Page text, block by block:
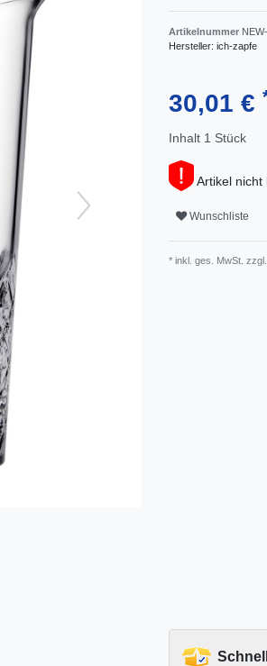
Artikelnummer
Hersteller: ich-zapfe
30,01 €
Inhalt 1 Stück
Artikel nicht
Wunschliste
* inkl. ges. MwSt. zzgl.